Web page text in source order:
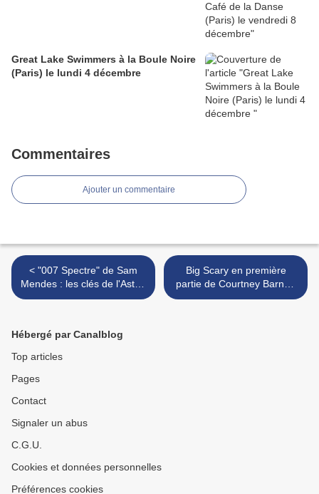
Great Lake Swimmers à la Boule Noire
(Paris) le lundi 4 décembre
Commentaires
Ajouter un commentaire
< "007 Spectre" de Sam
Mendes : les clés de l'Aston
Martin
Big Scary en première
partie de Courtney Barnett
à la Gaîté Lyrique le samedi
Hébergé par Canalblog
Top articles
Pages
Contact
Signaler un abus
C.G.U.
Cookies et données personnelles
Préférences cookies